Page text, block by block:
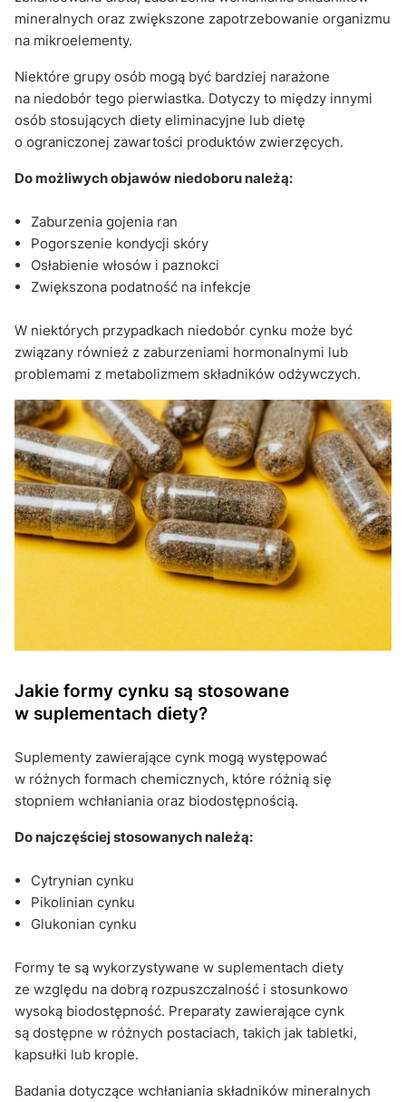
mineralnych oraz zwiększone zapotrzebowanie organizmu
na mikroelementy.
Niektóre grupy osób mogą być bardziej narażone
na niedobór tego pierwiastka. Dotyczy to między innymi
osób stosujących diety eliminacyjne lub dietę
o ograniczonej zawartości produktów zwierzęcych.
Do możliwych objawów niedoboru należą:
Zaburzenia gojenia ran
Pogorszenie kondycji skóry
Osłabienie włosów i paznokci
Zwiększona podatność na infekcje
W niektórych przypadkach niedobór cynku może być
związany również z zaburzeniami hormonalnymi lub
problemami z metabolizmem składników odżywczych.
Jakie formy cynku są stosowane
w suplementach diety?
Suplementy zawierające cynk mogą występować
w różnych formach chemicznych, które różnią się
stopniem wchłaniania oraz biodostępnością.
Do najczęściej stosowanych należą:
Cytrynian cynku
Pikolinian cynku
Glukonian cynku
Formy te są wykorzystywane w suplementach diety
ze względu na dobrą rozpuszczalność i stosunkowo
wysoką biodostępność. Preparaty zawierające cynk
są dostępne w różnych postaciach, takich jak tabletki,
kapsułki lub krople.
Badania dotyczące wchłaniania składników mineralnych